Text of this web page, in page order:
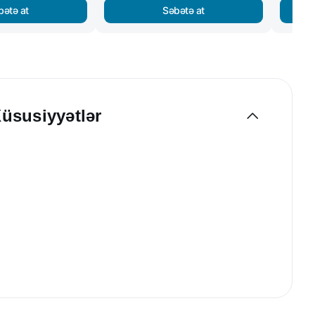
at Səbətə at